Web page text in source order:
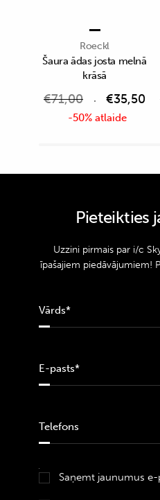
Roeckl
Šaura ādas josta melnā
krāsā
€71,00 €35,50
-50% atlaide
Pieteikties
Uzzini pirmais par i/c
īpašajiem piedāvājumiem!
Saņemt jaunumus